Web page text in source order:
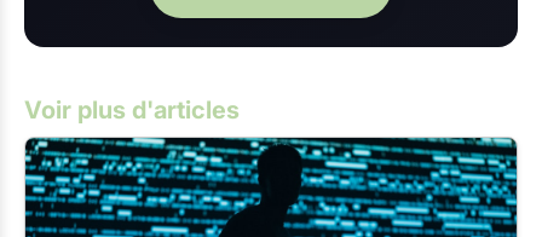
Voir plus d'articles